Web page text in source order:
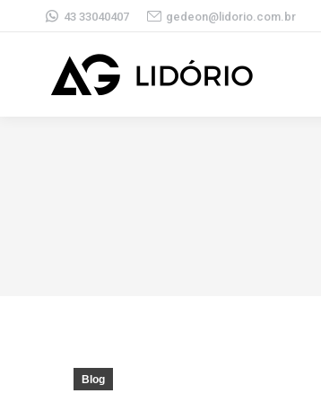
43 33040407 gedeon@lidorio.com.br
Blog